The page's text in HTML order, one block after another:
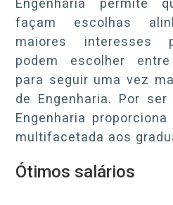
Engenharia permite
façam escolhas
maiores interesses
podem escolher
para seguir uma vez
de Engenharia. Por
Engenharia
multifacetada aos
Ótimos salários